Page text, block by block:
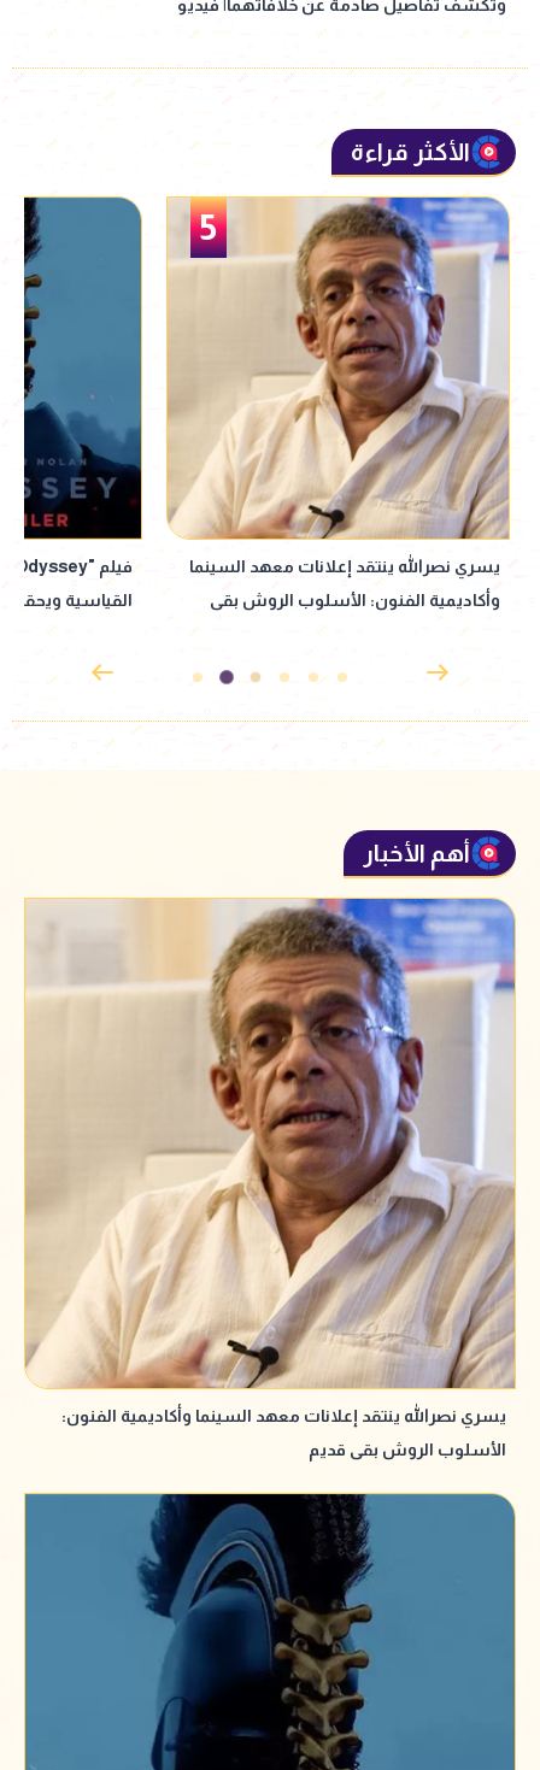
وتكشف تفاصيل صادمة عن خلافاتهما| فيديو
الأكثر قراءة
5
يسري نصرالله ينتقد إعلانات معهد السينما
وأكاديمية الفنون: الأسلوب الروش بقى
القياسية ويحقق
أهم الأخبار
يسري نصرالله ينتقد إعلانات معهد السينما وأكاديمية الفنون:
الأسلوب الروش بقى قديم